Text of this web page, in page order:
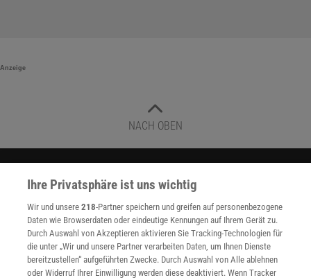
Anzeige
NACH OBEN
Für Sie im Spektrum-Shop und am Kiosk:
Ihre Privatsphäre ist uns wichtig
Wir und unsere218-Partner speichern und greifen auf personenbezogene
Daten wie Browserdaten oder eindeutige Kennungen auf Ihrem Gerät zu.
Durch Auswahl von Akzeptieren aktivieren Sie Tracking-Technologien für
die unter „Wir und unsere Partner verarbeiten Daten, um Ihnen Dienste
bereitzustellen“ aufgeführten Zwecke. Durch Auswahl von Alle ablehnen
oder Widerruf Ihrer Einwilligung werden diese deaktiviert. Wenn Tracker